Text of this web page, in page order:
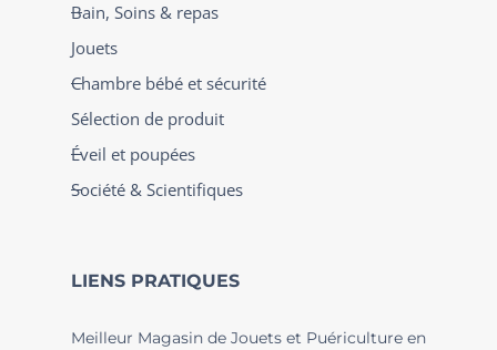
Bain, Soins & repas
Jouets
Chambre bébé et sécurité
Sélection de produit
Éveil et poupées
Société & Scientifiques
LIENS PRATIQUES
Meilleur Magasin de Jouets et Puériculture en